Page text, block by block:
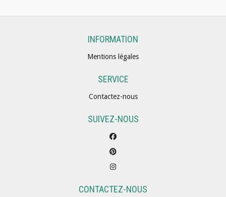
INFORMATION
Mentions légales
SERVICE
Contactez-nous
SUIVEZ-NOUS
CONTACTEZ-NOUS